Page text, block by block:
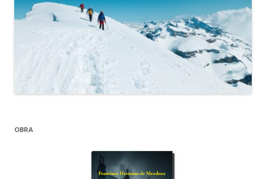
OBRA